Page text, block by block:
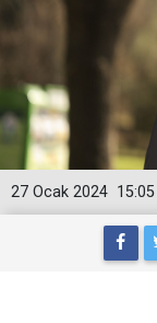
15:05
27 Ocak 2024